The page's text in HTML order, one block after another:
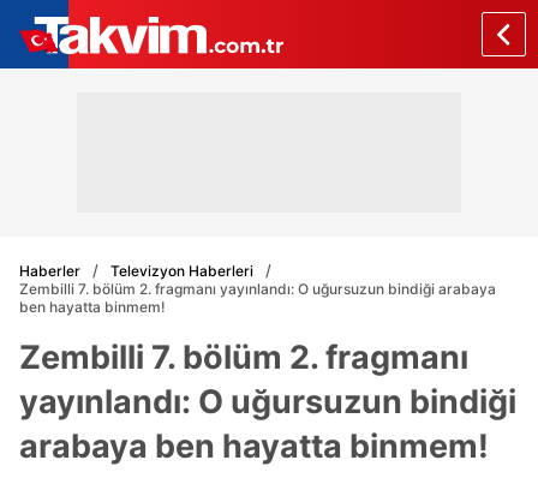
Haberler
Televizyon Haberleri
Zembilli 7. bölüm 2. fragmanı yayınlandı: O uğursuzun bindiği arabaya
ben hayatta binmem!
Zembilli 7. bölüm 2. fragmanı
yayınlandı: O uğursuzun bindiği
arabaya ben hayatta binmem!